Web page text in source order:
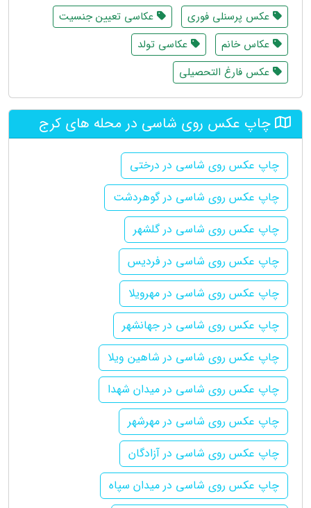
عکس پرسنلی فوری
عکاسی تعیین جنسیت
عکاس خانم
عکاسی تولد
عکس فارغ التحصیلی
چاپ عکس روی شاسی در محله های کرج
چاپ عکس روی شاسی در درختی
چاپ عکس روی شاسی در گوهردشت
چاپ عکس روی شاسی در گلشهر
چاپ عکس روی شاسی در فردیس
چاپ عکس روی شاسی در مهرویلا
چاپ عکس روی شاسی در جهانشهر
چاپ عکس روی شاسی در شاهین ویلا
چاپ عکس روی شاسی در میدان شهدا
چاپ عکس روی شاسی در مهرشهر
چاپ عکس روی شاسی در آزادگان
چاپ عکس روی شاسی در میدان سپاه